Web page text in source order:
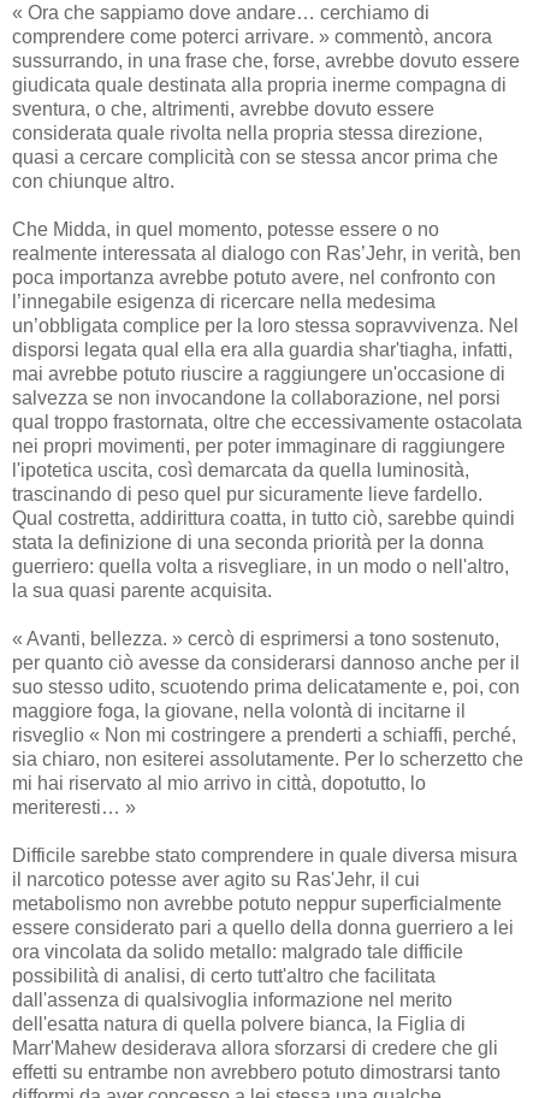
« Ora che sappiamo dove andare… cerchiamo di
comprendere come poterci arrivare. » commentò, ancora
sussurrando, in una frase che, forse, avrebbe dovuto essere
giudicata quale destinata alla propria inerme compagna di
sventura, o che, altrimenti, avrebbe dovuto essere
considerata quale rivolta nella propria stessa direzione,
quasi a cercare complicità con se stessa ancor prima che
con chiunque altro.
Che Midda, in quel momento, potesse essere o no
realmente interessata al dialogo con Ras’Jehr, in verità, ben
poca importanza avrebbe potuto avere, nel confronto con
l’innegabile esigenza di ricercare nella medesima
un’obbligata complice per la loro stessa sopravvivenza. Nel
disporsi legata qual ella era alla guardia shar'tiagha, infatti,
mai avrebbe potuto riuscire a raggiungere un'occasione di
salvezza se non invocandone la collaborazione, nel porsi
qual troppo frastornata, oltre che eccessivamente ostacolata
nei propri movimenti, per poter immaginare di raggiungere
l'ipotetica uscita, così demarcata da quella luminosità,
trascinando di peso quel pur sicuramente lieve fardello.
Qual costretta, addirittura coatta, in tutto ciò, sarebbe quindi
stata la definizione di una seconda priorità per la donna
guerriero: quella volta a risvegliare, in un modo o nell'altro,
la sua quasi parente acquisita.
« Avanti, bellezza. » cercò di esprimersi a tono sostenuto,
per quanto ciò avesse da considerarsi dannoso anche per il
suo stesso udito, scuotendo prima delicatamente e, poi, con
maggiore foga, la giovane, nella volontà di incitarne il
risveglio « Non mi costringere a prenderti a schiaffi, perché,
sia chiaro, non esiterei assolutamente. Per lo scherzetto che
mi hai riservato al mio arrivo in città, dopotutto, lo
meriteresti… »
Difficile sarebbe stato comprendere in quale diversa misura
il narcotico potesse aver agito su Ras'Jehr, il cui
metabolismo non avrebbe potuto neppur superficialmente
essere considerato pari a quello della donna guerriero a lei
ora vincolata da solido metallo: malgrado tale difficile
possibilità di analisi, di certo tutt'altro che facilitata
dall'assenza di qualsivoglia informazione nel merito
dell'esatta natura di quella polvere bianca, la Figlia di
Marr'Mahew desiderava allora sforzarsi di credere che gli
effetti su entrambe non avrebbero potuto dimostrarsi tanto